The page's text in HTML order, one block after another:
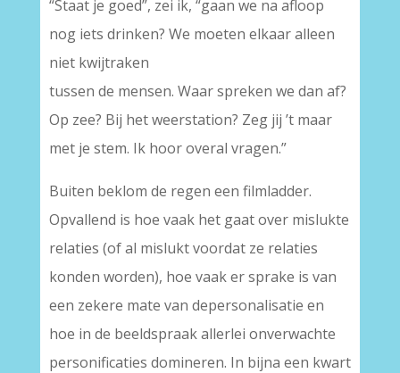
“Staat je goed”, zei ik, “gaan we na afloop
nog iets drinken? We moeten elkaar alleen
niet kwijtraken
tussen de mensen. Waar spreken we dan af?
Op zee? Bij het weerstation? Zeg jij ’t maar
met je stem. Ik hoor overal vragen.”
Buiten beklom de regen een filmladder.
Opvallend is hoe vaak het gaat over mislukte
relaties (of al mislukt voordat ze relaties
konden worden), hoe vaak er sprake is van
een zekere mate van depersonalisatie en
hoe in de beeldspraak allerlei onverwachte
personificaties domineren. In bijna een kwart